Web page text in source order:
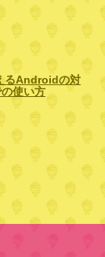
るAndroidの対
使い方